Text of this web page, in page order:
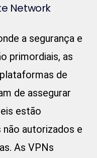
Network
a segurança e
primordiais, as
de
de assegurar
estão
autorizados e
As VPNs